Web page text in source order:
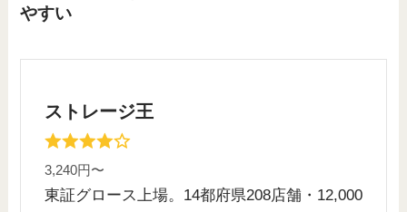
やすい
ストレージ王
3,240円〜
東証グロース上場。14都府県208店舗・12,000